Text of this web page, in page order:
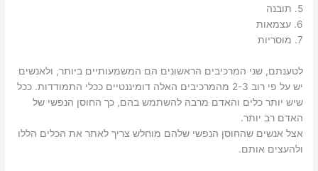
5. תובנה
6. עצמאות
7. מוסריות
לטענתם, שני המרכיבים הראשונים הם המשמעותיים ביותר, ולאנשים
יש על פי רוב 2-3 מהמרכיבים האלה דומיננטיים ככלי התמודדות. ככל
שיש יותר כלים והאדם מרבה להשתמש בהם, כך החוסן הנפשי של
האדם רב יותר.
אצל אנשים שהחוסן הנפשי שלהם מוחלש צריך לאתר את הכלים הללו
ולהעצים אותם.